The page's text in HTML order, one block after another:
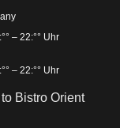
– 22:°° Uhr
– 22:°° Uhr